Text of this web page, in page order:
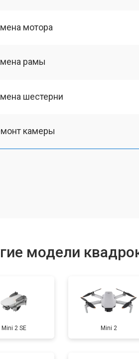
мотора
рамы
шестерни
камеры
аккумулятора
шифрования Wi-Fi
модели
Mini 2 SE Mini 2